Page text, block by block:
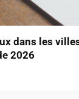
dans les
2026